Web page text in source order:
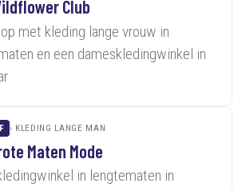
Club
met kleding lange vrouw in
en een dameskledingwinkel in
KLEDING LANGE MAN
Maten Mode
in lengtematen in